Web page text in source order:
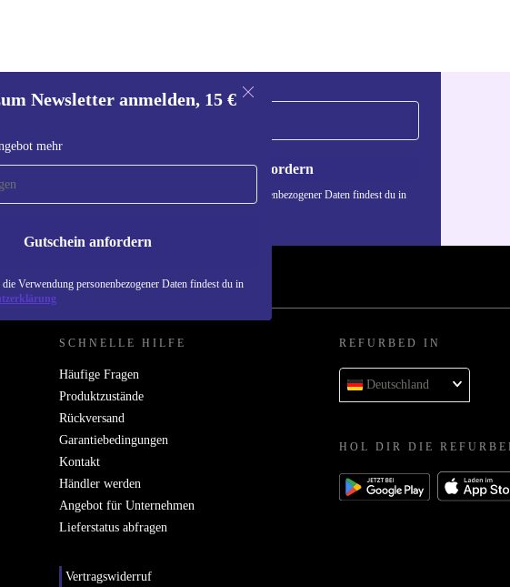
Newsletter anmelden, 15 €
mehr
Gutschein anfordern
Verwendung personenbezogener Daten findest du in
Gutschein anfordern
Informationen über die Verwendung personenbezogener Daten findest du in
NEW.
SCHNELLE HILFE
Häufige Fragen
Produktzustände
Rückversand
Garantiebedingungen
Kontakt
Händler werden
Angebot für Unternehmen
Lieferstatus abfragen
Vertragswiderruf
REFURBED IN
Deutschland
HOL DIR DIE